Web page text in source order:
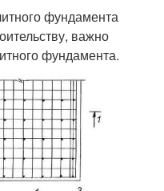
фундамента
важно
фундамента.